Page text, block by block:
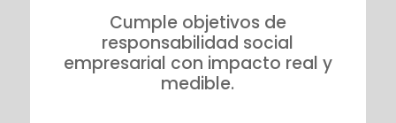
Cumple objetivos de
responsabilidad social
empresarial con impacto real y
medible.